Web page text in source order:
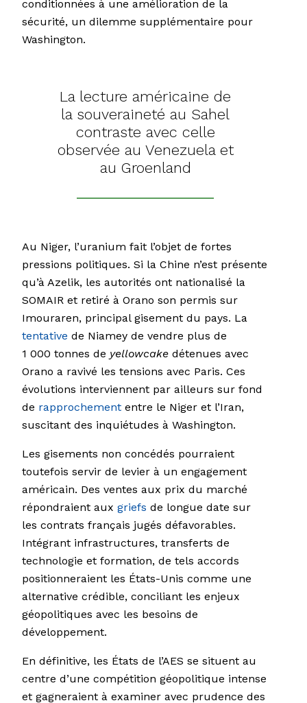
conditionnées à une amélioration de la
sécurité, un dilemme supplémentaire pour
Washington.
La lecture américaine de
la souveraineté au Sahel
contraste avec celle
observée au Venezuela et
au Groenland
Au Niger, l’uranium fait l’objet de fortes
pressions politiques. Si la Chine n’est présente
qu’à Azelik, les autorités ont nationalisé la
SOMAIR et retiré à Orano son permis sur
Imouraren, principal gisement du pays. La
tentative de Niamey de vendre plus de
1 000 tonnes de yellowcake détenues avec
Orano a ravivé les tensions avec Paris. Ces
évolutions interviennent par ailleurs sur fond
de rapprochement entre le Niger et l’Iran,
suscitant des inquiétudes à Washington.
Les gisements non concédés pourraient
toutefois servir de levier à un engagement
américain. Des ventes aux prix du marché
répondraient aux griefs de longue date sur
les contrats français jugés défavorables.
Intégrant infrastructures, transferts de
technologie et formation, de tels accords
positionneraient les États-Unis comme une
alternative crédible, conciliant les enjeux
géopolitiques avec les besoins de
développement.
En définitive, les États de l’AES se situent au
centre d’une compétition géopolitique intense
et gagneraient à examiner avec prudence des